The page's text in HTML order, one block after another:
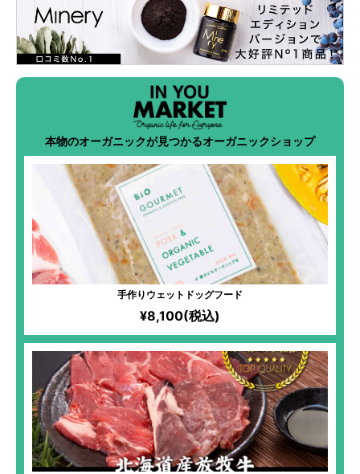
本物のオーガニックが見つかるオーガニックショップ
手作りウェットドッグフード
¥8,100(税込)